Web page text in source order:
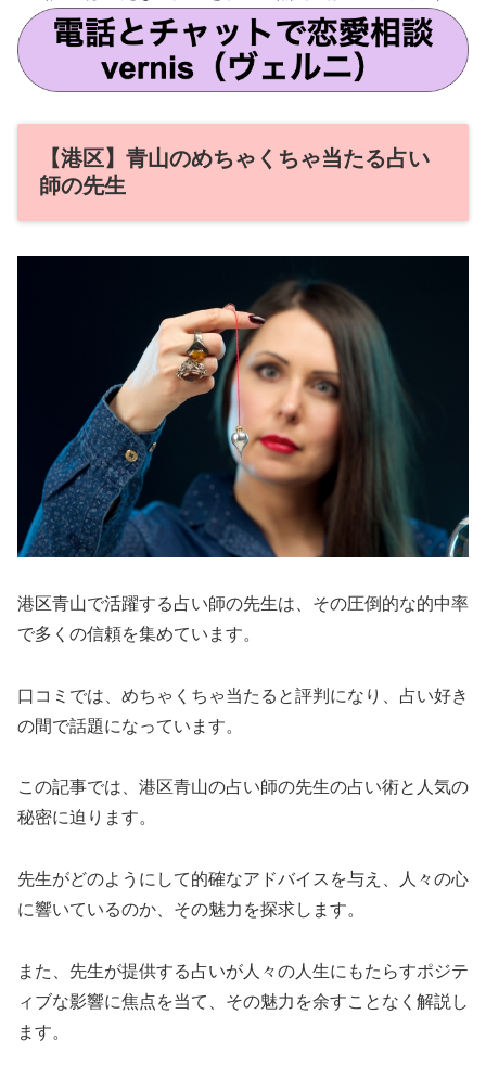
【港区】青山のめちゃくちゃ当たる占い
師の先生
港区青山で活躍する占い師の先生は、その圧倒的な的中率
で多くの信頼を集めています。
口コミでは、めちゃくちゃ当たると評判になり、占い好き
の間で話題になっています。
この記事では、港区青山の占い師の先生の占い術と人気の
秘密に迫ります。
先生がどのようにして的確なアドバイスを与え、人々の心
に響いているのか、その魅力を探求します。
また、先生が提供する占いが人々の人生にもたらすポジテ
ィブな影響に焦点を当て、その魅力を余すことなく解説し
ます。